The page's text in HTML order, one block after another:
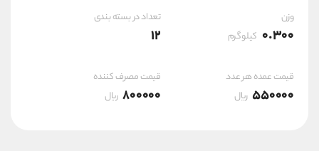
وزن
0.300 کیلوگرم
تعداد در بسته بندی
12
قیمت عمده هر عدد
550000 ریال
قیمت مصرف کننده
800000 ریال